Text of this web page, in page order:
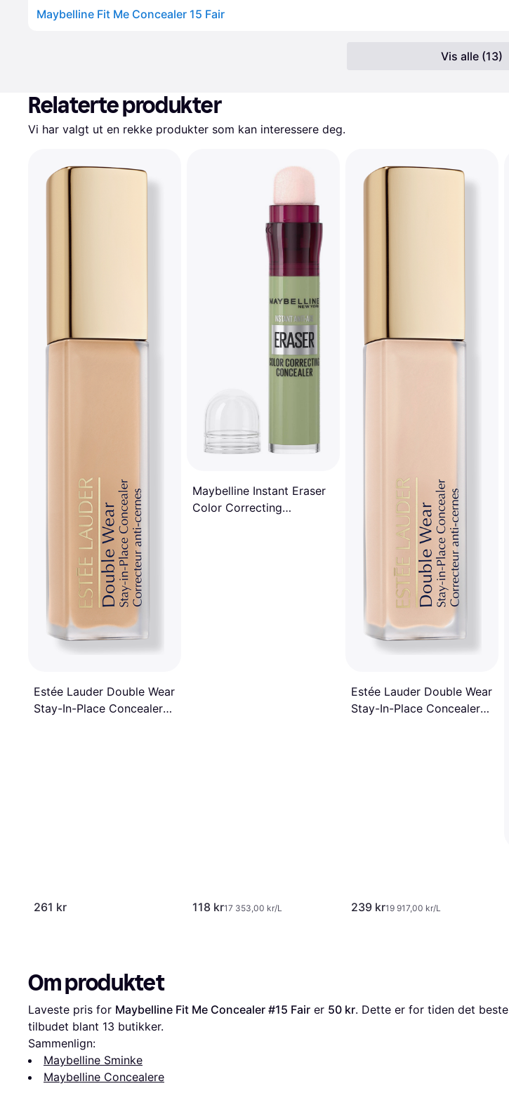
Maybelline Fit Me Concealer 15 Fair
Vis alle (13)
Relaterte produkter
Vi har valgt ut en rekke produkter som kan interessere deg.
Estée Lauder Double Wear
Stay-In-Place Concealer
261 kr
Maybelline Instant Eraser
Color Correcting
118 kr17 353,00 kr/L
Estée Lauder Double Wear
Stay-In-Place Concealer
239 kr19 917,00 kr/L
Om produktet
Laveste pris for Maybelline Fit Me Concealer #15 Fair er 50 kr. Dette er for tiden det beste
tilbudet blant 13 butikker.
Sammenlign:
Maybelline Sminke
Maybelline Concealere